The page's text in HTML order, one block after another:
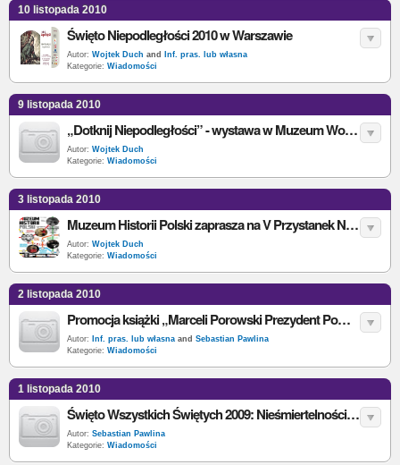
10 listopada 2010
Święto Niepodległości 2010 w Warszawie
Autor: Wojtek Duch and
Inf. pras. lub własna
Kategorie: Wiadomości
9 listopada 2010
„Dotknij Niepodległości” - wystawa w Muzeum Wojska Polskiego
Autor: Wojtek Duch
Kategorie: Wiadomości
3 listopada 2010
Muzeum Historii Polski zaprasza na V Przystanek Niepodległość
Autor: Wojtek Duch
Kategorie: Wiadomości
2 listopada 2010
Promocja książki „Marceli Porowski Prezydent Powstańczej Warszawy” M. Marka
Autor: Inf. pras. lub własna and Sebastian Pawlina
Kategorie: Wiadomości
1 listopada 2010
Święto Wszystkich Świętych 2009: Nieśmiertelności cicha łódź...
Autor: Sebastian Pawlina
Kategorie: Wiadomości